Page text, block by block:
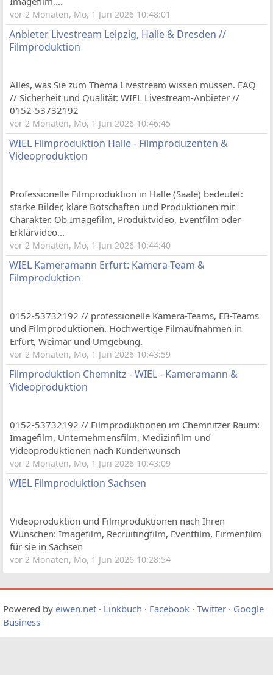
vor 2 Monaten, Mo, 1 Jun 2026 10:48:01
Anbieter Livestream Leipzig, Halle & Dresden //
Filmproduktion
Alles, was Sie zum Thema Livestream wissen müssen. FAQ
// Sicherheit und Qualität: WIEL Livestream-Anbieter //
0152-53732192
vor 2 Monaten, Mo, 1 Jun 2026 10:46:45
WIEL Filmproduktion Halle - Filmproduzenten &
Videoproduktion
Professionelle Filmproduktion in Halle (Saale) bedeutet:
starke Bilder, klare Botschaften und Produktionen mit
Charakter. Ob Imagefilm, Produktvideo, Eventfilm oder
Erklärvideo...
vor 2 Monaten, Mo, 1 Jun 2026 10:44:40
WIEL Kameramann Erfurt: Kamera-Team &
Filmproduktion
0152-53732192 // professionelle Kamera-Teams, EB-Teams
und Filmproduktionen. Hochwertige Filmaufnahmen in
Erfurt, Weimar und Umgebung.
vor 2 Monaten, Mo, 1 Jun 2026 10:43:59
Filmproduktion Chemnitz - WIEL - Kameramann &
Videoproduktion
0152-53732192 // Filmproduktionen im Chemnitzer Raum:
Imagefilm, Unternehmensfilm, Medizinfilm und
Videoproduktionen nach Kundenwunsch
vor 2 Monaten, Mo, 1 Jun 2026 10:43:09
WIEL Filmproduktion Sachsen
Videoproduktion und Filmproduktionen nach Ihren
Wünschen: Imagefilm, Recruitingfilm, Eventfilm, Firmenfilm
für sie in Sachsen
vor 2 Monaten, Mo, 1 Jun 2026 10:28:54
Powered by eiwen.net · Linkbuch · Facebook · Twitter · Google
Business